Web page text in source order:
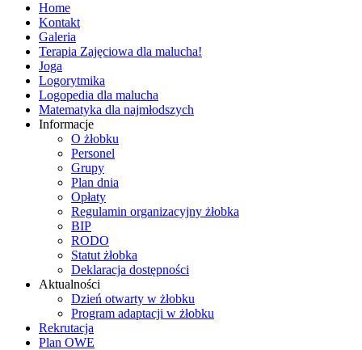
Home
Kontakt
Galeria
Terapia Zajęciowa dla malucha!
Joga
Logorytmika
Logopedia dla malucha
Matematyka dla najmłodszych
Informacje
O żłobku
Personel
Grupy
Plan dnia
Opłaty
Regulamin organizacyjny żłobka
BIP
RODO
Statut żłobka
Deklaracja dostępności
Aktualności
Dzień otwarty w żłobku
Program adaptacji w żłobku
Rekrutacja
Plan OWE